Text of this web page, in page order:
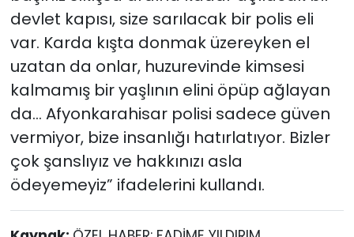
devlet kapısı, size sarılacak bir polis eli
var. Karda kışta donmak üzereyken el
uzatan da onlar, huzurevinde kimsesi
kalmamış bir yaşlının elini öpüp ağlayan
da... Afyonkarahisar polisi sadece güven
vermiyor, bize insanlığı hatırlatıyor. Bizler
çok şanslıyız ve hakkınızı asla
ödeyemeyiz” ifadelerini kullandı.